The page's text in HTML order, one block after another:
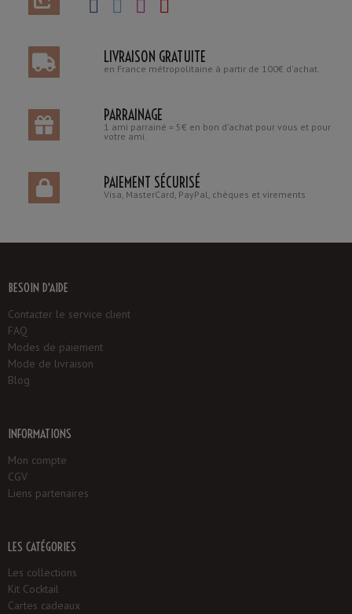
LIVRAISON GRATUITE
en France métropolitaine à partir de 100€ d'achat.
PARRAINAGE
1 ami parrainé = 5€ en bon d'achat pour vous et pour
votre ami.
PAIEMENT SÉCURISÉ
Visa, MasterCard, PayPal, chèques et virements
BESOIN D'AIDE
Contacter le service client
FAQ
Modes de paiement
Mode de livraison
Blog
INFORMATIONS
Mon compte
CGV
Liens partenaires
LES CATÉGORIES
Les collections
Kit Cocktail
Cartes cadeaux